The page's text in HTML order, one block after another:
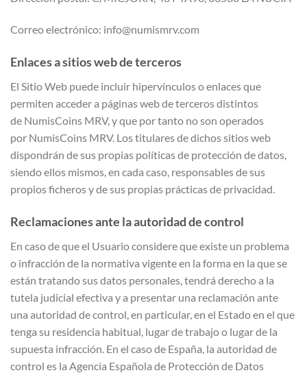
Correo electrónico: info@numismrv.com
Enlaces a sitios web de terceros
El Sitio Web puede incluir hipervínculos o enlaces que
permiten acceder a páginas web de terceros distintos
de NumisCoins MRV, y que por tanto no son operados
por NumisCoins MRV. Los titulares de dichos sitios web
dispondrán de sus propias políticas de protección de datos,
siendo ellos mismos, en cada caso, responsables de sus
propios ficheros y de sus propias prácticas de privacidad.
Reclamaciones ante la autoridad de control
En caso de que el Usuario considere que existe un problema
o infracción de la normativa vigente en la forma en la que se
están tratando sus datos personales, tendrá derecho a la
tutela judicial efectiva y a presentar una reclamación ante
una autoridad de control, en particular, en el Estado en el que
tenga su residencia habitual, lugar de trabajo o lugar de la
supuesta infracción. En el caso de España, la autoridad de
control es la Agencia Española de Protección de Datos